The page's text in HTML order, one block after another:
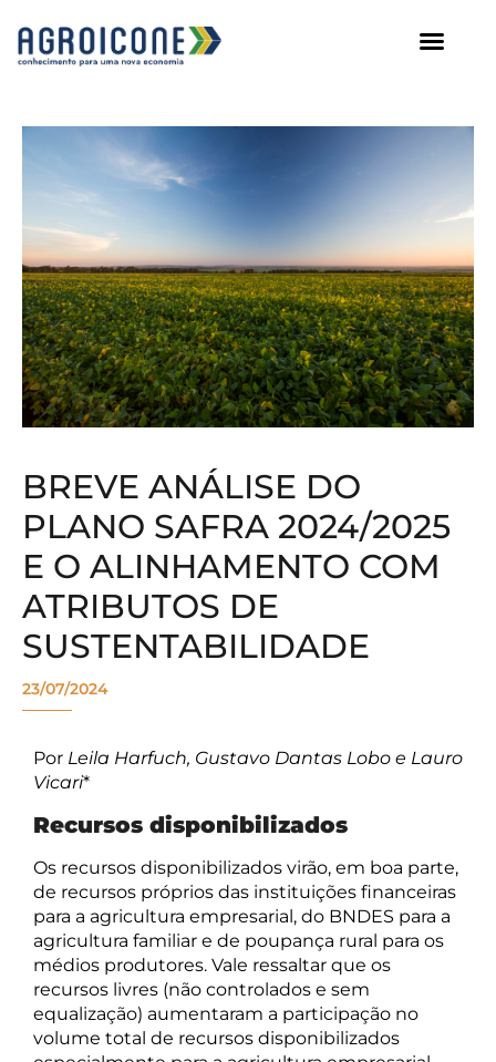
BREVE ANÁLISE DO
PLANO SAFRA 2024/2025
E O ALINHAMENTO COM
ATRIBUTOS DE
SUSTENTABILIDADE
23/07/2024
Por Leila Harfuch, Gustavo Dantas Lobo e Lauro
Vicari*
Recursos disponibilizados
Os recursos disponibilizados virão, em boa parte,
de recursos próprios das instituições financeiras
para a agricultura empresarial, do BNDES para a
agricultura familiar e de poupança rural para os
médios produtores. Vale ressaltar que os
recursos livres (não controlados e sem
equalização) aumentaram a participação no
volume total de recursos disponibilizados